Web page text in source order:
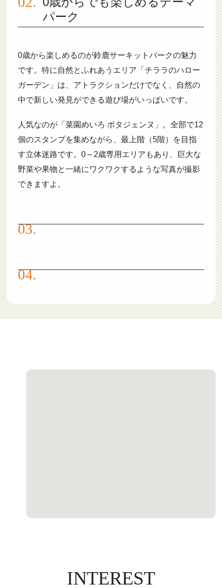
パーク
0歳から楽しめるのが鈴鹿サーキットパークの魅力
です。特に自然とふれあうエリア「チララのハロー
ガーデン」は、アトラクションだけでなく、自然の
中で新しい発見ができる遊び場がいっぱいです。
人気なのが「菜園めいろ ポタジェンヌ」。全部で12
個のスタンプを集めながら、最上階（5階）を目指
す立体迷路です。0～2歳専用エリアもあり、巨大な
野菜や果物と一緒にワクワクするような写真が撮影
できますよ。
INTEREST